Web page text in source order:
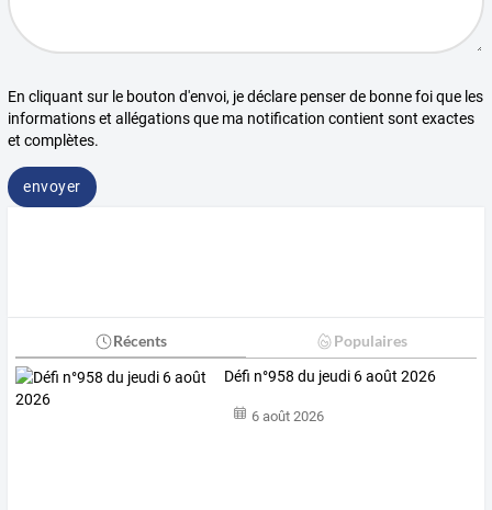
En cliquant sur le bouton d'envoi, je déclare penser de bonne foi que les
informations et allégations que ma notification contient sont exactes
et complètes.
envoyer
Récents Populaires
Défi n°958 du jeudi 6 août 2026
6 août 2026